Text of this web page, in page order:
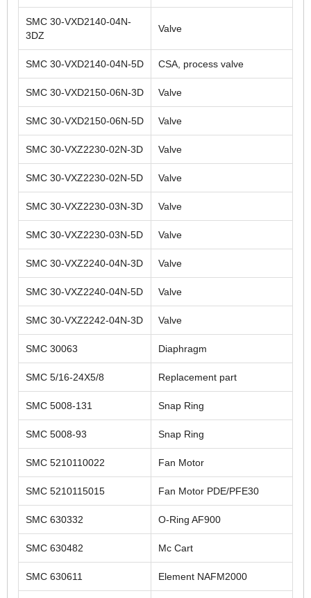
SMC 30-VXD2140-04N-
3DZ
Valve
SMC 30-VXD2140-04N-5D CSA, process valve
SMC 30-VXD2150-06N-3D Valve
SMC 30-VXD2150-06N-5D Valve
SMC 30-VXZ2230-02N-3D Valve
SMC 30-VXZ2230-02N-5D Valve
SMC 30-VXZ2230-03N-3D Valve
SMC 30-VXZ2230-03N-5D Valve
SMC 30-VXZ2240-04N-3D Valve
SMC 30-VXZ2240-04N-5D Valve
SMC 30-VXZ2242-04N-3D Valve
SMC 30063 Diaphragm
SMC 5/16-24X5/8 Replacement part
SMC 5008-131 Snap Ring
SMC 5008-93 Snap Ring
SMC 5210110022 Fan Motor
SMC 5210115015 Fan Motor PDE/PFE30
SMC 630332 O-Ring AF900
SMC 630482 Mc Cart
SMC 630611 Element NAFM2000